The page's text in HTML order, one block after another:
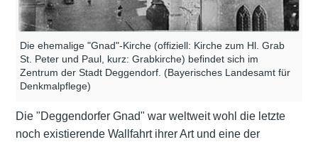
Die ehemalige "Gnad"-Kirche (offiziell: Kirche zum Hl. Grab
St. Peter und Paul, kurz: Grabkirche) befindet sich im
Zentrum der Stadt Deggendorf. (Bayerisches Landesamt für
Denkmalpflege)
Die "Deggendorfer Gnad" war weltweit wohl die letzte
noch existierende Wallfahrt ihrer Art und eine der